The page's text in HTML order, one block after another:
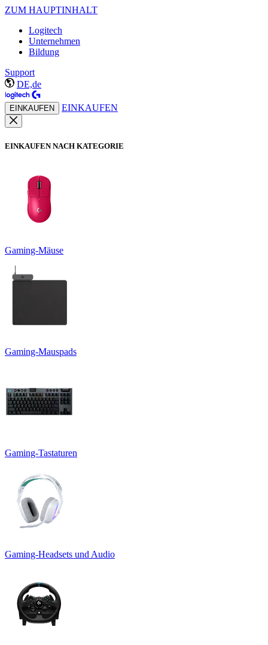
ZUM HAUPTINHALT
Logitech
Unternehmen
Bildung
Support
DE,de
EINKAUFEN EINKAUFEN
EINKAUFEN NACH KATEGORIE
Gaming-Mäuse
Gaming-Mauspads
Gaming-Tastaturen
Gaming-Headsets und Audio